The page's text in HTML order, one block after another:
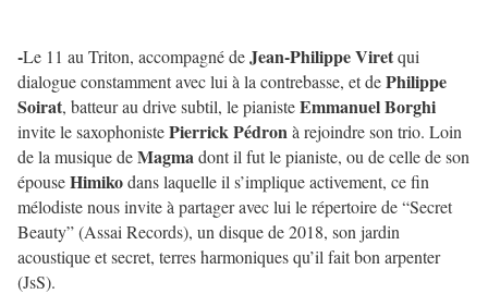
-Le 11 au Triton, accompagné deJean-Philippe Viretqui
dialogue constamment avec lui à la contrebasse, et dePhilippe
Soirat, batteur au drive subtil, le pianisteEmmanuel Borghi
invite le saxophonistePierrick Pédron à rejoindre son trio. Loin
de la musique deMagma dont il fut le pianiste, ou de celle de son
épouseHimikodans laquelle il s’implique activement, ce fin
mélodiste nous invite à partager avec lui le répertoire de “Secret
Beauty” (Assai Records), un disque de 2018, son jardin
acoustique et secret, terres harmoniques qu’il fait bon arpenter
(JsS).